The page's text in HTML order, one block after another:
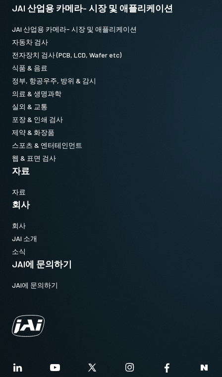
JAI 산업용 카메라- 시장 및 애플리케이션
JAI 산업용 카메라- 시장 및 애플리케이션
자동차 검사
전자장치 검사 (PCB, LCD, Wafer etc)
식품 & 음료
정부, 항공우주, 방위 & 감시
의료 & 생명과학
실외 & 교통
포장 & 인쇄 검사
제약 & 화장품
스포츠 & 엔터테인먼트
웹 & 표면 검사
자료
자료
회사
회사
JAI 소개
소식
JAI에 문의하기
JAI에 문의하기